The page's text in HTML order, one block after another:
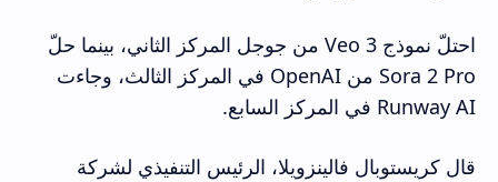
احتلّ نموذج Veo 3 من جوجل المركز الثاني، بينما حلّ
Sora 2 Pro من OpenAI في المركز الثالث، وجاءت
Runway AI في المركز السابع.
قال كريستوبال فالينزويلا، الرئيس التنفيذي لشركة